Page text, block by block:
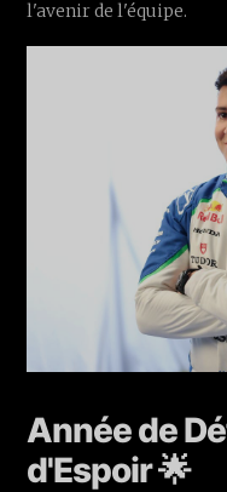
l'avenir de l'équipe.
Année de
d'Espoir 🌟